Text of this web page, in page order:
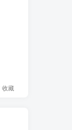
收藏